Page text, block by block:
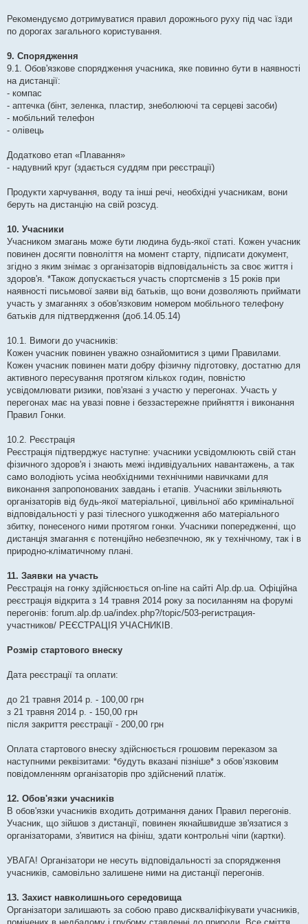
Рекомендуємо дотримуватися правил дорожнього руху під час їзди
по дорогах загального користування.
9. Спорядження
9.1. Обов'язкове спорядження учасника, яке повинно бути в наявності
на дистанції:
- компас
- аптечка (бінт, зеленка, пластир, знеболюючі та серцеві засоби)
- мобільний телефон
- олівець
Додатково етап «Плавання»
- надувний круг (здається суддям при реєстрації)
Продукти харчування, воду та інші речі, необхідні учасникам, вони
беруть на дистанцію на свій розсуд.
10. Учасники
Учасником змагань може бути людина будь-якої статі. Кожен учасник
повинен досягти повноліття на момент старту, підписати документ,
згідно з яким знімає з організаторів відповідальність за своє життя і
здоров'я. *Також допускається участь спортсменів з 15 років при
наявності письмової заяви від батьків, що вони дозволяють приймати
участь у змаганнях з обов'язковим номером мобільного телефону
батьків для підтвердження (доб.14.05.14)
10.1. Вимоги до учасників:
Кожен учасник повинен уважно ознайомитися з цими Правилами.
Кожен учасник повинен мати добру фізичну підготовку, достатню для
активного пересування протягом кількох годин, повністю
усвідомлювати ризики, пов'язані з участю у перегонах. Участь у
перегонах має на увазі повне і беззастережне прийняття і виконання
Правил Гонки.
10.2. Реєстрація
Реєстрація підтверджує наступне: учасники усвідомлюють свій стан
фізичного здоров'я і знають межі індивідуальних навантажень, а так
само володіють усіма необхідними технічними навичками для
виконання запропонованих завдань і етапів. Учасники звільняють
організаторів від будь-якої матеріальної, цивільної або кримінальної
відповідальності у разі тілесного ушкодження або матеріального
збитку, понесеного ними протягом гонки. Учасники попередженні, що
дистанція змагання є потенційно небезпечною, як у технічному, так і в
природно-кліматичному плані.
11. Заявки на участь
Реєстрація на гонку здійснюється on-line на сайті Alp.dp.ua. Офіційна
реєстрація відкрита з 14 травня 2014 року за посиланням на форумі
перегонів: forum.alp.dp.ua/index.php?/topic/503-регистрация-
участников/ РЕЄСТРАЦІЯ УЧАСНИКІВ.
Розмір стартового внеску
Дата реєстрації та оплати:
до 21 травня 2014 р. - 100,00 грн
з 21 травня 2014 р. - 150,00 грн
після закриття реєстрації - 200,00 грн
Оплата стартового внеску здійснюється грошовим переказом за
наступними реквізитами: *будуть вказані пізніше* з обов’язковим
повідомленням організаторів про здійснений платіж.
12. Обов'язки учасників
В обов'язки учасників входить дотримання даних Правил перегонів.
Учасник, що зійшов з дистанції, повинен якнайшвидше зв'язатися з
організаторами, з'явитися на фініш, здати контрольні чіпи (картки).
УВАГА! Організатори не несуть відповідальності за спорядження
учасників, самовільно залишене ними на дистанції перегонів.
13. Захист навколишнього середовища
Організатори залишають за собою право дискваліфікувати учасників,